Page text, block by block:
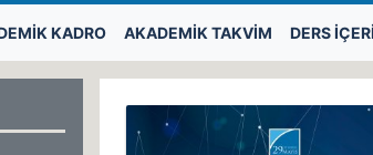
KADRO AKADEMIK TAKVIM DERS